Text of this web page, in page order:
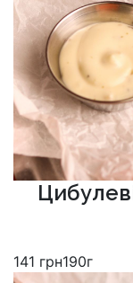
141 грн190г